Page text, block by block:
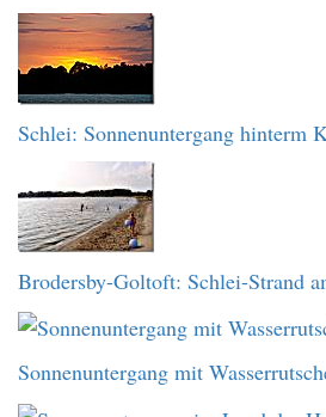
Schlei: Sonnenuntergang hinterm
Brodersby-Goltoft: Schlei-Strand
Sonnenuntergang mit